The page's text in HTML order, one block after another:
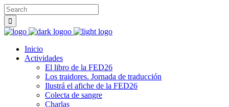
Inicio
Actividades
El libro de la FED26
Los traidores. Jornada de traducción
Ilustrá el afiche de la FED26
Colecta de sangre
Charlas